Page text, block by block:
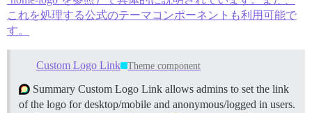
これを処理する公式のテーマコンポーネントも利用可能で
す。
Custom Logo Link Theme component
Summary Custom Logo Link allows admins to set the link
of the logo for desktop/mobile and anonymous/logged in users.